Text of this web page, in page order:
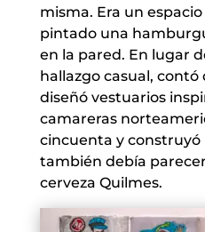
misma. Era un
pintado una
en la pared. En lugar
hallazgo casual, contó
diseñó vestuarios
camareras
cincuenta y construyó
también debía
cerveza Quilmes.